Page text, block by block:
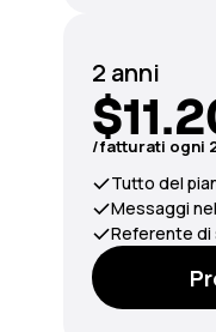
2 anni
/fatturati ogni
Tutto del
Messaggi
Referente